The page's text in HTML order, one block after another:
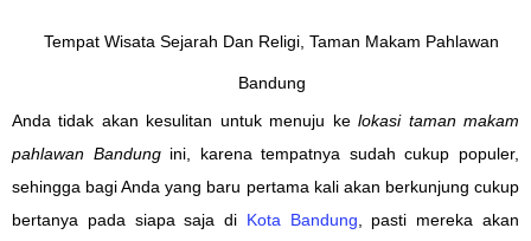
Tempat Wisata Sejarah Dan Religi, Taman Makam Pahlawan
Bandung
Anda tidak akan kesulitan untuk menuju kelokasi taman makam
pahlawan Bandungini, karena tempatnya sudah cukup populer,
sehingga bagi Anda yang baru pertama kali akan berkunjung cukup
bertanya pada siapa saja di Kota Bandung , pasti mereka akan